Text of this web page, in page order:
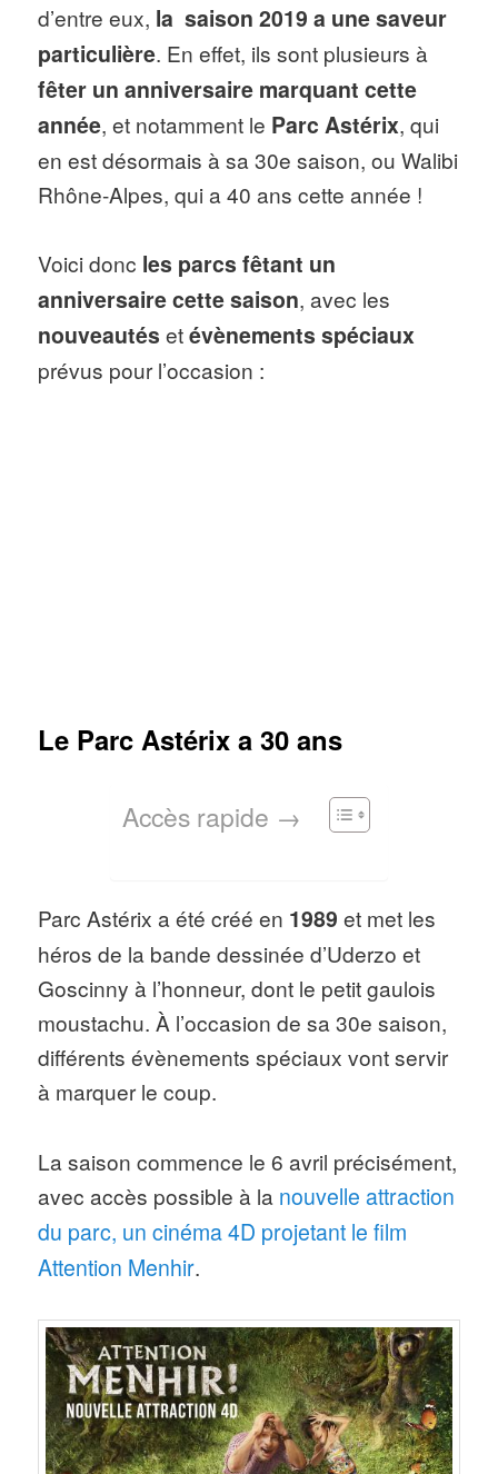
d’entre eux, la saison 2019 a une saveur
particulière. En effet, ils sont plusieurs à
fêter un anniversaire marquant cette
année, et notamment le Parc Astérix, qui
en est désormais à sa 30e saison, ou Walibi
Rhône-Alpes, qui a 40 ans cette année !
Voici donc les parcs fêtant un
anniversaire cette saison, avec les
nouveautés etévènements spéciaux
prévus pour l’occasion :
Le Parc Astérix a 30 ans
Accès rapide →
Parc Astérix a été créé en 1989 et met les
héros de la bande dessinée d’Uderzo et
Goscinny à l’honneur, dont le petit gaulois
moustachu. À l’occasion de sa 30e saison,
différents évènements spéciaux vont servir
à marquer le coup.
La saison commence le 6 avril précisément,
avec accès possible à la nouvelle attraction
du parc, un cinéma 4D projetant le film
Attention Menhir.